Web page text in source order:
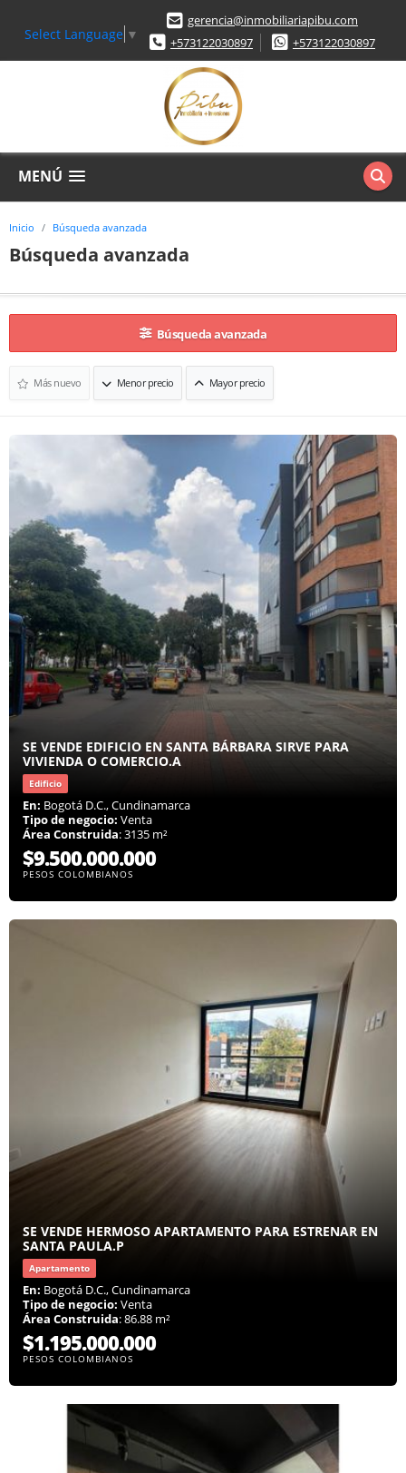
Select Language ▼
gerencia@inmobiliariapibu.com
+573122030897
+573122030897
MENÚ
Inicio Búsqueda avanzada
Búsqueda avanzada
Búsqueda avanzada
Más nuevo Menor precio Mayor precio
SE VENDE EDIFICIO EN SANTA BÁRBARA SIRVE PARA
VIVIENDA O COMERCIO.A
Edificio
En: Bogotá D.C., Cundinamarca
Tipo de negocio: Venta
Área Construida: 3135 m²
$9.500.000.000
PESOS COLOMBIANOS
SE VENDE HERMOSO APARTAMENTO PARA ESTRENAR EN
SANTA PAULA.P
Apartamento
En: Bogotá D.C., Cundinamarca
Tipo de negocio: Venta
Área Construida: 86.88 m²
$1.195.000.000
PESOS COLOMBIANOS